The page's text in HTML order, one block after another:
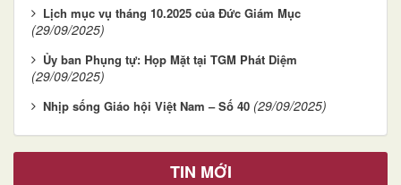
Lịch mục vụ tháng 10.2025 của Đức Giám Mục
(29/09/2025)
Ủy ban Phụng tự: Họp Mặt tại TGM Phát Diệm
(29/09/2025)
Nhịp sống Giáo hội Việt Nam – Số 40 (29/09/2025)
TIN MỚI